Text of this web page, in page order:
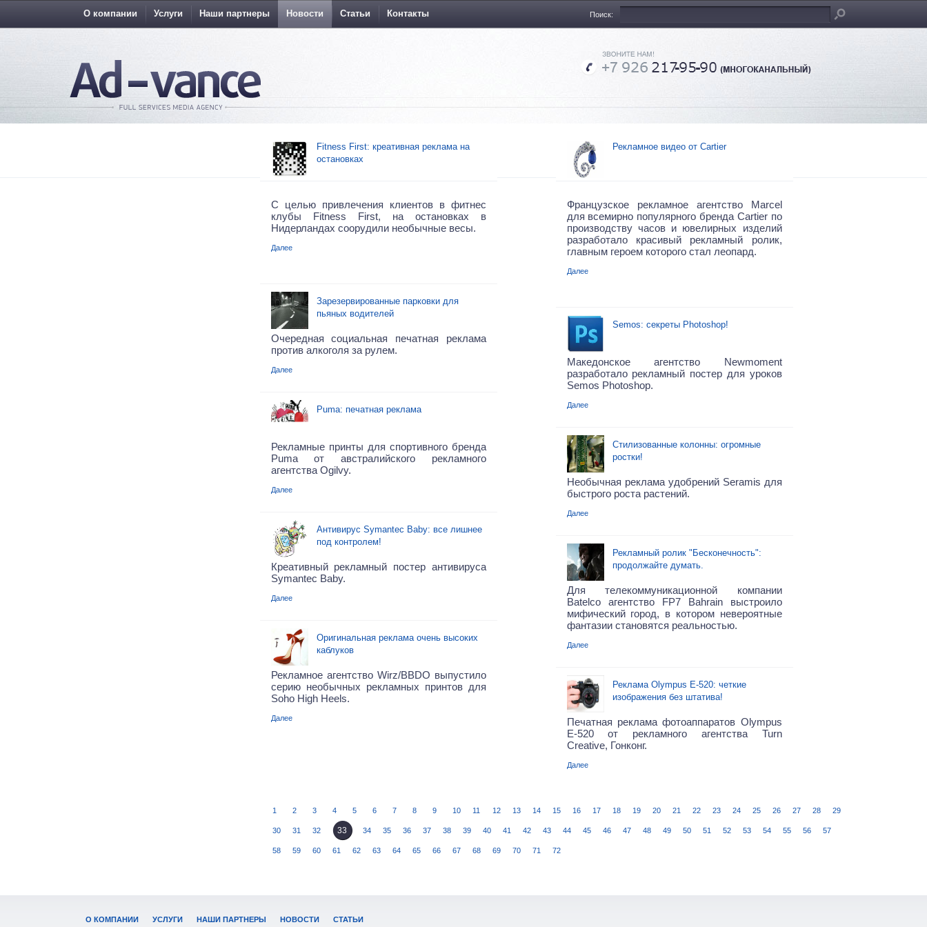
О компании Услуги Наши партнеры Новости Статьи Контакты Поиск:
Fitness First: креативная реклама на
остановках
С целью привлечения клиентов в фитнес
клубы Fitness First, на остановках в
Нидерландах соорудили необычные весы.
Далее
Зарезервированные парковки для
пьяных водителей
Очередная социальная печатная реклама
против алкоголя за рулем.
Далее
Puma: печатная реклама
Рекламные принты для спортивного бренда
Puma от австралийского рекламного
агентства Ogilvy.
Далее
Антивирус Symantec Baby: все лишнее
под контролем!
Креативный рекламный постер антивируса
Symantec Baby.
Далее
Оригинальная реклама очень высоких
каблуков
Рекламное агентство Wirz/BBDO выпустило
серию необычных рекламных принтов для
Soho High Heels.
Далее
Рекламное видео от Cartier
Французское рекламное агентство Marcel
для всемирно популярного бренда Cartier по
производству часов и ювелирных изделий
разработало красивый рекламный ролик,
главным героем которого стал леопард.
Далее
Semos: секреты Photoshop!
Македонское агентство Newmoment
разработало рекламный постер для уроков
Semos Photoshop.
Далее
Стилизованные колонны: огромные
ростки!
Необычная реклама удобрений Seramis для
быстрого роста растений.
Далее
Рекламный ролик "Бесконечность":
продолжайте думать.
Для телекоммуникационной компании
Batelco агентство FP7 Bahrain выстроило
мифический город, в котором невероятные
фантазии становятся реальностью.
Далее
Реклама Olympus E-520: четкие
изображения без штатива!
Печатная реклама фотоаппаратов Olympus
E-520 от рекламного агентства Turn
Creative, Гонконг.
Далее
1 2 3 4 5 6 7 8 9 10 11 12 13 14 15 16 17 18 19 20 21 22 23 24 25 26 27 28 29
30 31 32 33 34 35 36 37 38 39 40 41 42 43 44 45 46 47 48 49 50 51 52 53 54 55 56 57
58 59 60 61 62 63 64 65 66 67 68 69 70 71 72
О КОМПАНИИ УСЛУГИ НАШИ ПАРТНЕРЫ НОВОСТИ СТАТЬИ